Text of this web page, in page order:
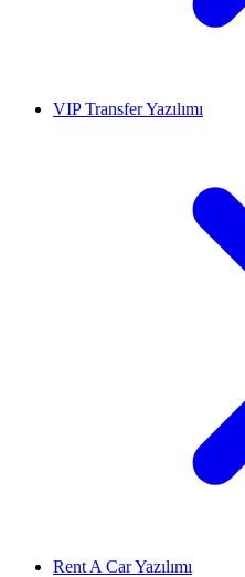
VIP Transfer Yazılımı
Rent A Car Yazılımı